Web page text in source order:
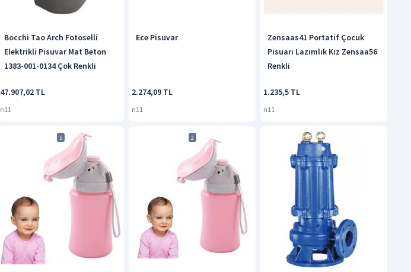
Bocchi Tao Arch Fotoselli
Elektrikli Pisuvar Mat Beton
1383-001-0134 Çok Renkli
47.907,02 TL
n11
Ece Pisuvar
2.274,09 TL
n11
Zensaas41 Portatif Çocuk
Pisuarı Lazımlık Kız Zensaa56
Renkli
1.235,5 TL
n11
5 2